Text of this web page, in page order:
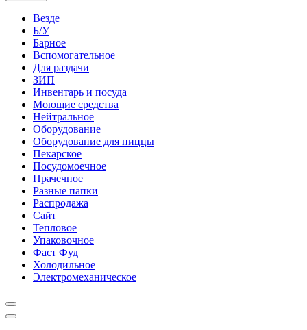
Везде
Б/У
Барное
Вспомогательное
Для раздачи
ЗИП
Инвентарь и посуда
Моющие средства
Нейтральное
Оборудование
Оборудование для пиццы
Пекарское
Посудомоечное
Прачечное
Разные папки
Распродажа
Сайт
Тепловое
Упаковочное
Фаст Фуд
Холодильное
Электромеханическое